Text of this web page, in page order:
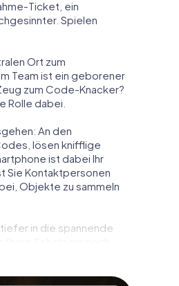
Ticket, ein
Spielen
Ort zum
Team ist ein geborener
zum Code-Knacker?
Rolle dabei.
An den
lösen knifflige
ist dabei Ihr
Sie Kontaktpersonen
Objekte zu sammeln
tiefer in die spannende
Schatz nur noch